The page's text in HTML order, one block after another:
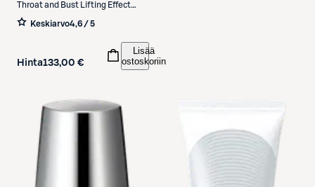
Throat and Bust Lifting Effect
kaula- ja dekolteeseerumi 100 ml
Keskiarvo4,6 / 5
Hinta133,00 €
Lisää
ostoskoriin